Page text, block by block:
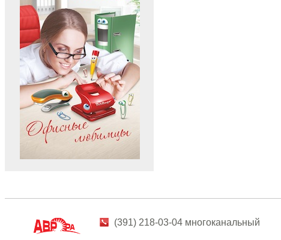
(391) 218-03-04 многоканальный